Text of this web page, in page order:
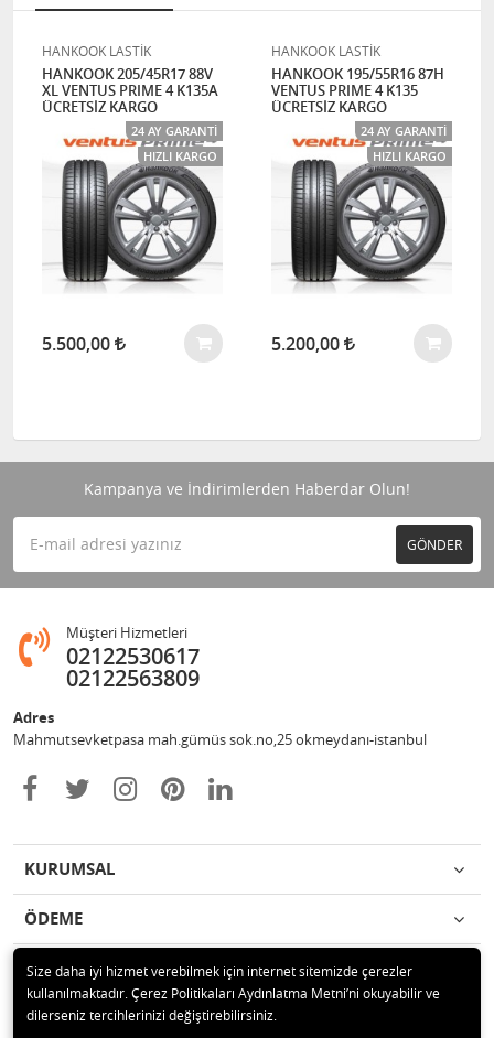
HANKOOK LASTİK
HANKOOK 205/45R17 88V
XL VENTUS PRIME 4 K135A
ÜCRETSİZ KARGO
24 AY GARANTI
HIZLI KARGO
5.500,00
HANKOOK LASTİK
HANKOOK 195/55R16 87H
VENTUS PRIME 4 K135
ÜCRETSİZ KARGO
24 AY GARANTI
HIZLI KARGO
5.200,00
Kampanya ve İndirimlerden Haberdar Olun!
GÖNDER
Müşteri Hizmetleri
02122530617
02122563809
Adres
Mahmutsevketpasa mah.gümüs sok.no,25 okmeydanı-istanbul
KURUMSAL
ÖDEME
İLETİŞİM
© 2020 Metin otomotiv hizmet ve ticaret ltd.şti Tüm hakları saklıdır.
Size daha iyi hizmet verebilmek için internet sitemizde çerezler
kullanılmaktadır. Çerez Politikaları Aydınlatma Metni’ni okuyabilir ve
dilerseniz tercihlerinizi değiştirebilirsiniz.